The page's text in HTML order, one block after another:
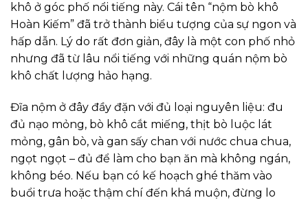
khô ở góc phố nổi tiếng này. Cái tên “nộm bò khô
Hoàn Kiếm” đã trở thành biểu tượng của sự ngon và
hấp dẫn. Lý do rất đơn giản, đây là một con phố nhỏ
nhưng đã từ lâu nổi tiếng với những quán nộm bò
khô chất lượng hảo hạng.
Đĩa nộm ở đây đầy đặn với đủ loại nguyên liệu: đu
đủ nạo mỏng, bò khô cắt miếng, thịt bò luộc lát
mỏng, gân bò, và gan sấy chan với nước chua chua,
ngọt ngọt – đủ để làm cho bạn ăn mà không ngán,
không béo. Nếu bạn có kế hoạch ghé thăm vào
buổi trưa hoặc thậm chí đến khá muộn, đừng lo